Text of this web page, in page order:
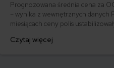
Prognozowana średnia cena za
– wynika z wewnętrznych danych
miesiącach ceny polis
500 zł, inni – powyżej 1500 zł.
Czytaj więcej